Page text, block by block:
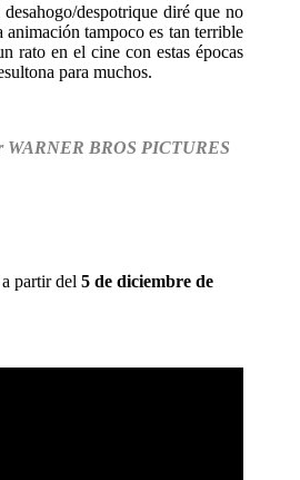
despotrique diré que no
tampoco es tan terrible
rato en el cine con estas épocas
para muchos.
WARNER BROS PICTURES
partir del 5 de diciembre de